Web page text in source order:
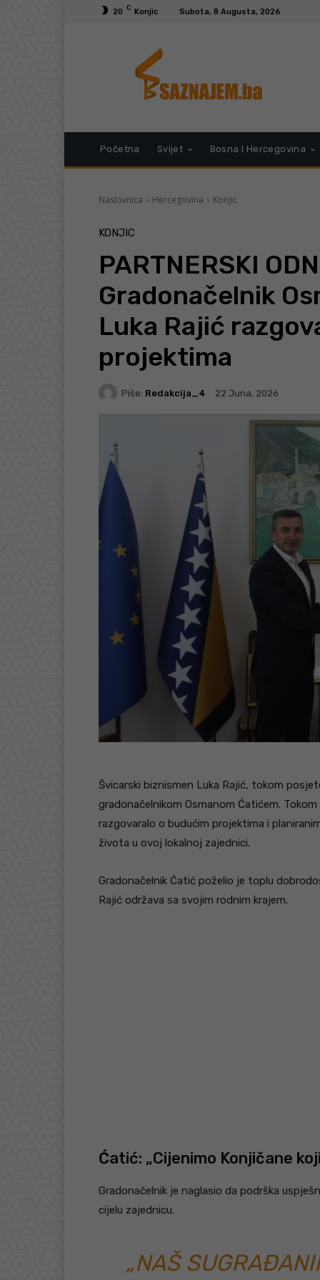
20 C Konjic Subota, 8 Augusta, 2026
Početna Svijet Bosna I Hercegovina
Naslovnica Hercegovina Konjic
KONJIC
PARTNERSKI
Gradonačelnik
Luka Rajić
projektima
Piše: Redakcija_4 22 Juna, 2026
Švicarski biznismen Luka Rajić, tokom
gradonačelnikom Osmanom Ćatićem.
razgovaralo o budućim projektima i
života u ovoj lokalnoj zajednici.
Gradonačelnik Ćatić poželio je toplu
Rajić održava sa svojim rodnim krajem.
Ćatić: „Cijenimo Konjičane
Gradonačelnik je naglasio da podrška
cijelu zajednicu.
„NAŠ